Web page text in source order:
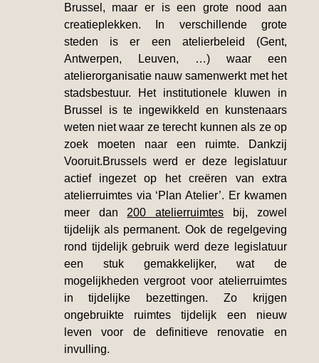
Brussel, maar er is een grote nood aan
creatieplekken. In verschillende grote
steden is er een atelierbeleid (Gent,
Antwerpen, Leuven, …) waar een
atelierorganisatie nauw samenwerkt met het
stadsbestuur. Het institutionele kluwen in
Brussel is te ingewikkeld en kunstenaars
weten niet waar ze terecht kunnen als ze op
zoek moeten naar een ruimte. Dankzij
Vooruit.Brussels werd er deze legislatuur
actief ingezet op het creëren van extra
atelierruimtes via ‘Plan Atelier’. Er kwamen
meer dan 200 atelierruimtes bij, zowel
tijdelijk als permanent. Ook de regelgeving
rond tijdelijk gebruik werd deze legislatuur
een stuk gemakkelijker, wat de
mogelijkheden vergroot voor atelierruimtes
in tijdelijke bezettingen. Zo krijgen
ongebruikte ruimtes tijdelijk een nieuw
leven voor de definitieve renovatie en
invulling.